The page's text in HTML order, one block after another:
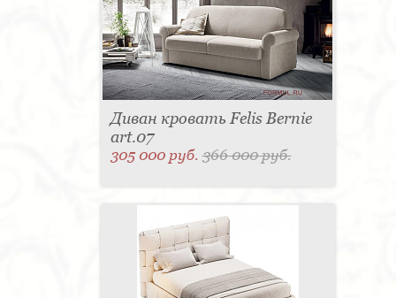
Диван кровать Felis Bernie
art.07
305 000 руб.366 000 руб.